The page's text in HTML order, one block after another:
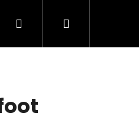
PřihlášeníNákupní